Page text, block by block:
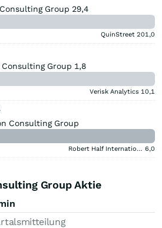
Group 29,4
QuinStreet 201,0
Group 1,8
Verisk Analytics 10,1
Consulting Group
Robert Half International 6,0
Group Aktie